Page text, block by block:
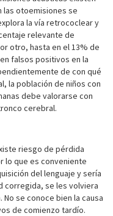
las otoemisiones se
la vía retrococlear y
relevante de
otro, hasta en el 13% de
falsos positivos en la
de con qué
la población de niños con
debe valorarse con
cerebral.
riesgo de pérdida
lo que es conveniente
del lenguaje y sería
corregida, se les volviera
se conoce bien la causa
de comienzo tardío.